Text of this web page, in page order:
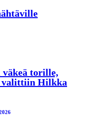
torille,
valittiin Hilkka